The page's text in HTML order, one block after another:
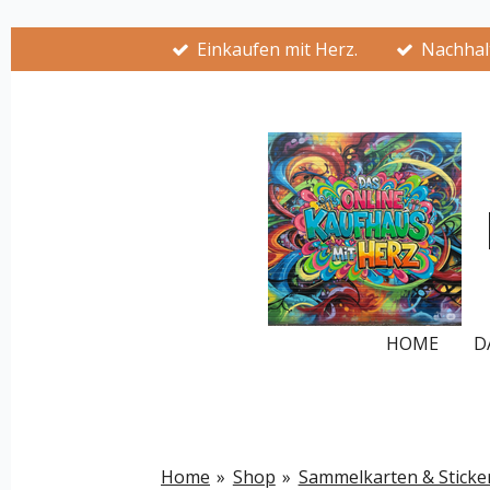
springen
Einkaufen mit Herz.
HOME
Home » Shop » Sammelkarten &